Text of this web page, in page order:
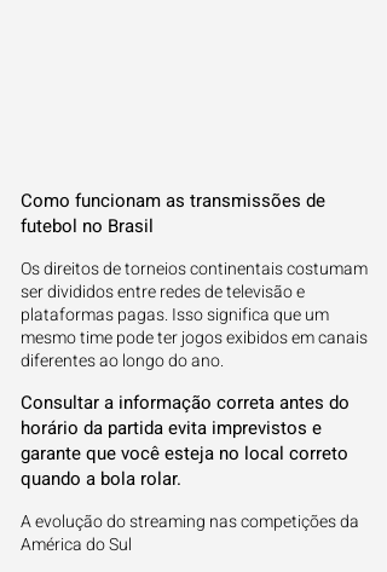
Como funcionam as transmissões de
futebol no Brasil
Os direitos de torneios continentais costumam
ser divididos entre redes de televisão e
plataformas pagas. Isso significa que um
mesmo time pode ter jogos exibidos em canais
diferentes ao longo do ano.
Consultar a informação correta antes do
horário da partida evita imprevistos e
garante que você esteja no local correto
quando a bola rolar.
A evolução do streaming nas competições da
América do Sul